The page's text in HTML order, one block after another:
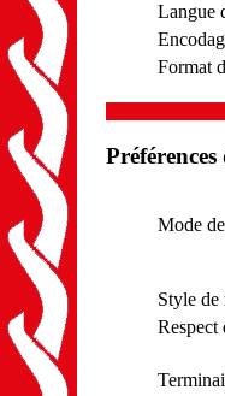
Langue
Format
Préférences
Mode
Style de
Respect